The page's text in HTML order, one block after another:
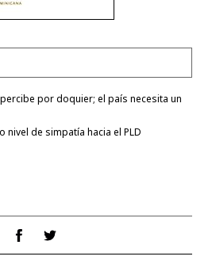
por doquier; el país necesita un
nivel de simpatía hacia el PLD